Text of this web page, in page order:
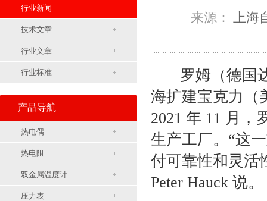
行业新闻
技术文章
行业文章
行业标准
产品导航
热电偶
热电阻
双金属温度计
压力表
来源： 上海
罗姆（德国达
海扩建宝克力（
2021 年 11 月，
生产工厂。“这
付可靠性和灵活
Peter Hauck 说。